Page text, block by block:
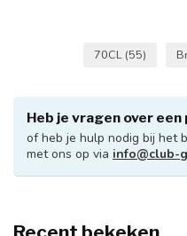
70CL (55)
Heb je vragen over
of heb je hulp nodig bij het
met ons op via info@club-